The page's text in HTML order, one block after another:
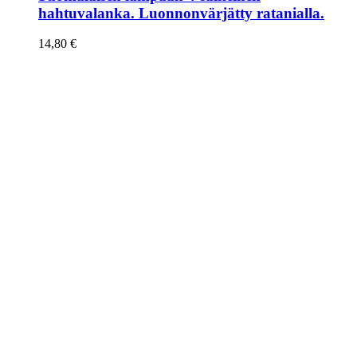
hahtuvalanka. Luonnonvärjätty ratanialla.
14,80 €